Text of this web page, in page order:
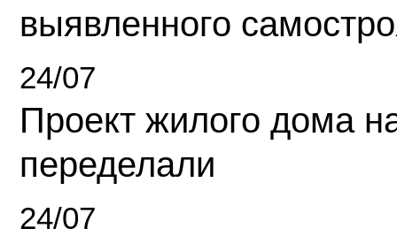
выявленного
24/07
Проект жилого дома
переделали
24/07